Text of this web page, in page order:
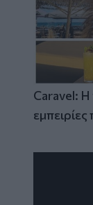
Caravel: Η